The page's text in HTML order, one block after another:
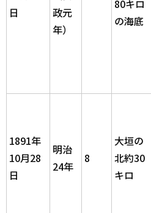
日
政元
年）
80キロ
の海底
1891年
10月28
日
明治
24年
8
大垣の
北約30
キロ